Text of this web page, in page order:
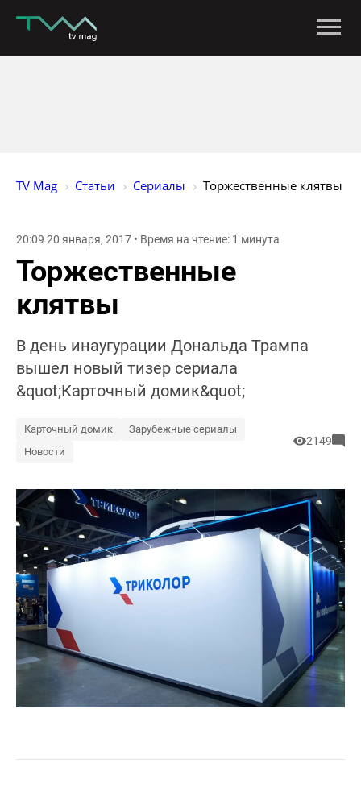
TV Mag Статьи Сериалы Торжественные клятвы
20:09 20 января, 2017 • Время на чтение: 1 минута
Торжественные
клятвы
В день инаугурации Дональда Трампа
вышел новый тизер сериала
&quot;Карточный домик&quot;
Карточный домик
Зарубежные сериалы
Новости
2149